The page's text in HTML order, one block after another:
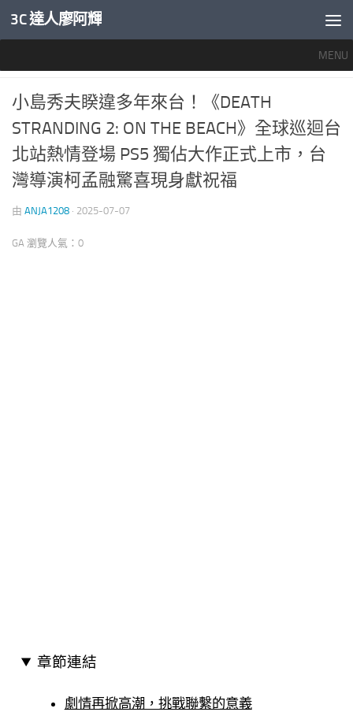
內文下方
3C 達人廖阿輝
MENU
0
小島秀夫睽違多年來台！《DEATH
STRANDING 2: ON THE BEACH》全球巡迴台
北站熱情登場 PS5 獨佔大作正式上市，台
灣導演柯孟融驚喜現身獻祝福
由 ANJA1208 · 2025-07-07
GA 瀏覽人氣：0
章節連結
劇情再掀高潮，挑戰聯繫的意義